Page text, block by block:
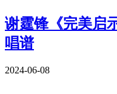
谢霆锋《完美启
唱谱
2024-06-08